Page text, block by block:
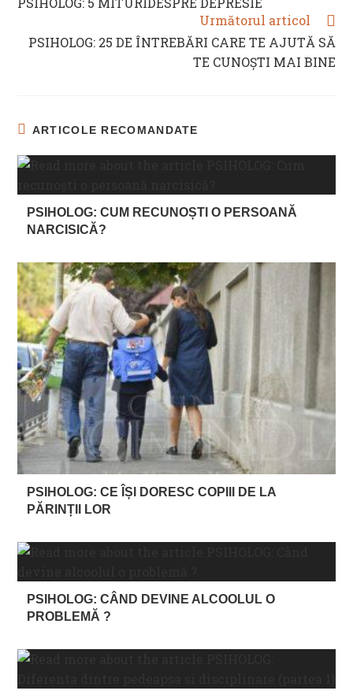
ARTICLES
Următorul articol
PSIHOLOG: 25 DE ÎNTREBĂRI CARE TE AJUTĂ SĂ
TE CUNOȘTI MAI BINE
ARTICOLE RECOMANDATE
PSIHOLOG: CUM RECUNOȘTI O PERSOANĂ
NARCISICĂ?
PSIHOLOG: CE ÎȘI DORESC COPIII DE LA
PĂRINȚII LOR
PSIHOLOG: CÂND DEVINE ALCOOLUL O
PROBLEMĂ ?